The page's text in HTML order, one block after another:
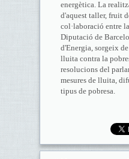
energètica. La
d'aquest taller, fruit
col·laboració entre
Diputació de
d'Energia, sorgeix
lluita contra la
resolucions del
mesures de lluita,
tipus de pobresa.